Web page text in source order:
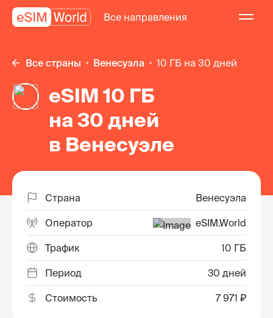
Все направления
Все страны Венесуэла 10 ГБ на 30 дней
eSIM 10 ГБ
на 30 дней
в Венесуэле
Страна Венесуэла
Оператор eSIM.World
Трафик 10 ГБ
Период 30 дней
Стоимость 7 971 ₽